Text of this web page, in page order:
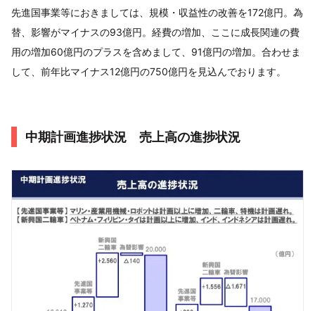
先進国事業等におきましては、規模・収益性の改善を172億円。為
替、影響がマイナスの93億円。経費の増加、ここに成長関連の費
用の増加60億円のプラスを含めまして、91億円の増加。合わせま
して、前年比マイナス12億円の750億円を見込んでおります。
中期計画進捗状況 売上高の進捗状況